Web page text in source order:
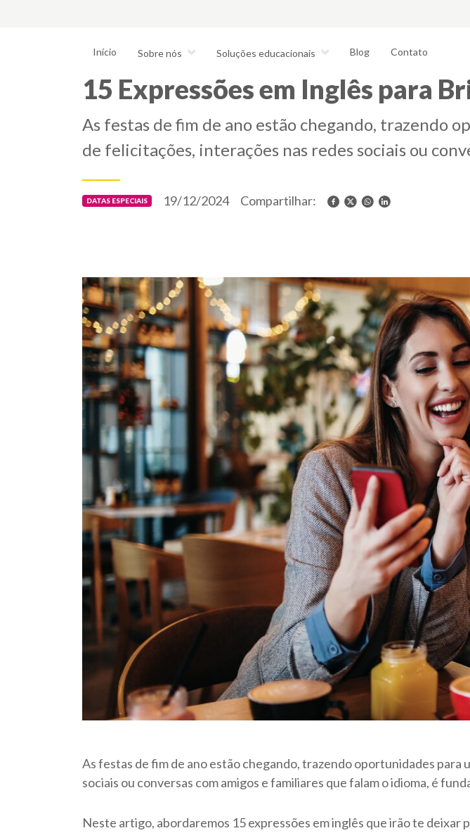
Início Sobre nós Soluções educacionais Blog Contato
15 Expressões em Inglês para
As festas de fim de ano estão chegando, trazendo
de felicitações, interações nas redes sociais ou
DATAS ESPECIAIS 19/12/2024 Compartilhar:
As festas de fim de ano estão chegando, trazendo oportunidades para
sociais ou conversas com amigos e familiares que falam o idioma, é
Neste artigo, abordaremos 15 expressões em inglês que irão te deixar